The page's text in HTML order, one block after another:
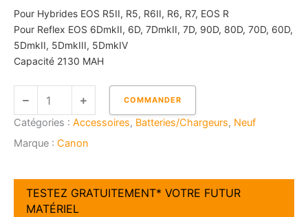
Pour Hybrides EOS R5II, R5, R6II, R6, R7, EOS R
Pour Reflex EOS 6DmkII, 6D, 7DmkII, 7D, 90D, 80D, 70D, 60D,
5DmkII, 5DmkIII, 5DmkIV
Capacité 2130 MAH
Batterie
Canon
COMMANDER
Catégories : Accessoires, Batteries/Chargeurs, Neuf
Marque : Canon
TESTEZ GRATUITEMENT* VOTRE FUTUR
MATÉRIEL